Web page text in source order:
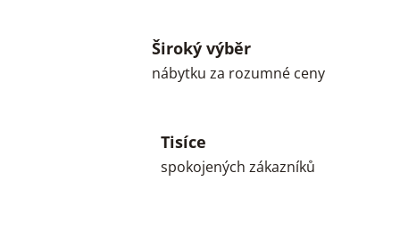
Široký výběr
nábytku za rozumné ceny
Tisíce
spokojených zákazníků